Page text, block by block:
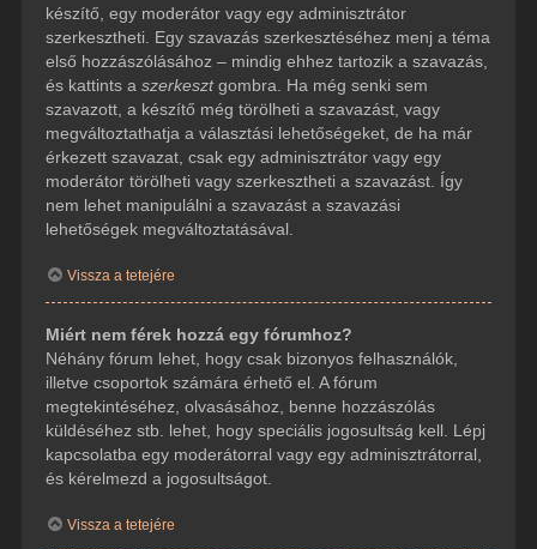
készítő, egy moderátor vagy egy adminisztrátor
szerkesztheti. Egy szavazás szerkesztéséhez menj a téma
első hozzászólásához – mindig ehhez tartozik a szavazás,
és kattints a szerkesztgombra. Ha még senki sem
szavazott, a készítő még törölheti a szavazást, vagy
megváltoztathatja a választási lehetőségeket, de ha már
érkezett szavazat, csak egy adminisztrátor vagy egy
moderátor törölheti vagy szerkesztheti a szavazást. Így
nem lehet manipulálni a szavazást a szavazási
lehetőségek megváltoztatásával.
Vissza a tetejére
Miért nem férek hozzá egy fórumhoz?
Néhány fórum lehet, hogy csak bizonyos felhasználók,
illetve csoportok számára érhető el. A fórum
megtekintéséhez, olvasásához, benne hozzászólás
küldéséhez stb. lehet, hogy speciális jogosultság kell. Lépj
kapcsolatba egy moderátorral vagy egy adminisztrátorral,
és kérelmezd a jogosultságot.
Vissza a tetejére